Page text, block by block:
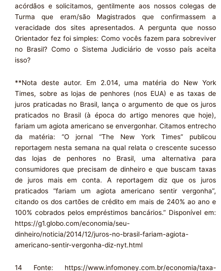
acórdãos e solicitamos, gentilmente aos nossos colegas de
Turma que eram/são Magistrados que confirmassem a
veracidade dos sites apresentados. A pergunta que nosso
Orientador fez foi simples: Como vocês fazem para sobreviver
no Brasil? Como o Sistema Judiciário de vosso país aceita
isso?
**Nota deste autor. Em 2.014, uma matéria do New York
Times, sobre as lojas de penhores (nos EUA) e as taxas de
juros praticadas no Brasil, lança o argumento de que os juros
praticados no Brasil (à época do artigo menores que hoje),
fariam um agiota americano se envergonhar. Citamos entrecho
da matéria: “O jornal “The New York Times” publicou
reportagem nesta semana na qual relata o crescente sucesso
das lojas de penhores no Brasil, uma alternativa para
consumidores que precisam de dinheiro e que buscam taxas
de juros mais em conta. A reportagem diz que os juros
praticados “fariam um agiota americano sentir vergonha”,
citando os dos cartões de crédito em mais de 240% ao ano e
100% cobrados pelos empréstimos bancários.” Disponível em:
https://g1.globo.com/economia/seu-
dinheiro/noticia/2014/12/juros-no-brasil-fariam-agiota-
americano-sentir-vergonha-diz-nyt.html
14 Fonte: https://www.infomoney.com.br/economia/taxa-